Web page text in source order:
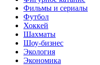
Фильмы и сериалы
Футбол
Хоккей
Шахматы
Шоу-бизнес
Экология
Экономика